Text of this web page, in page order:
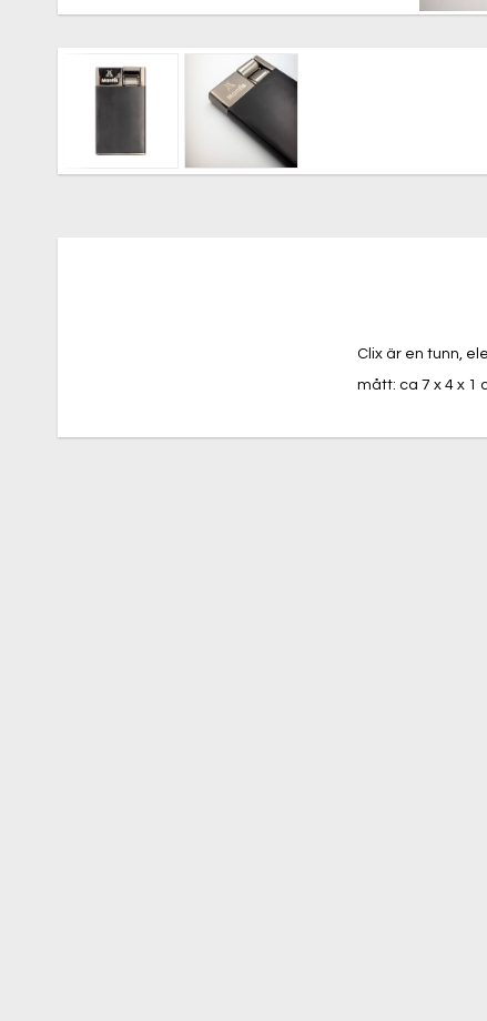
Clix är en tunn,
mått: ca 7 x 4 x 1